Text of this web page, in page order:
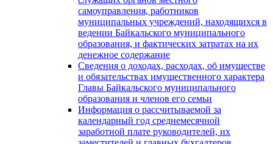
самоуправления, работников
муниципальных учреждений, находящихся в
ведении Байкальского муниципального
образования, и фактических затратах на их
денежное содержание
Сведения о доходах, расходах, об имуществе
и обязательствах имущественного характера
Главы Байкальского муниципального
образования и членов его семьи
Информация о рассчитываемой за
календарный год среднемесячной
заработной плате руководителей, их